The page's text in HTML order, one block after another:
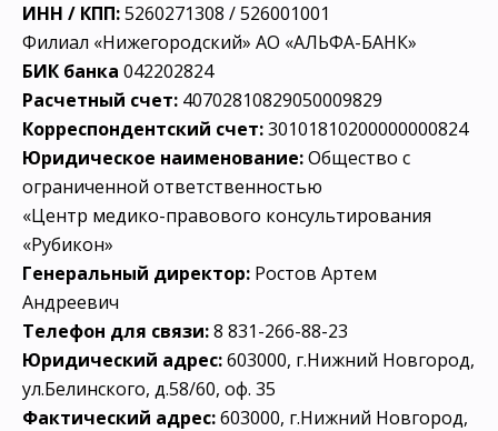
ИНН / КПП:5260271308 / 526001001
Филиал «Нижегородский» АО «АЛЬФА-БАНК»
БИК банка 042202824
Расчетный счет: 40702810829050009829
Корреспондентский счет:30101810200000000824
Юридическое наименование:Общество с
ограниченной ответственностью
«Центр медико-правового консультирования
«Рубикон»
Генеральный директор: Ростов Артем
Андреевич
Телефон для связи:8 831-266-88-23
Юридический адрес:603000, г.Нижний Новгород,
ул.Белинского, д.58/60, оф. 35
Фактический адрес:603000, г.Нижний Новгород,